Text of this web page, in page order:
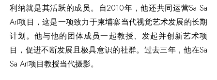
利纳就是其活跃的成员。自2010年，他还共同运营Sa Sa
Art项目，这是一项致力于柬埔寨当代视觉艺术发展的长期
计划。他与他的团体成员一起教授、发起并创新艺术项
目，促进不断发展且极具意识的社群。过去三年，他在Sa
Sa Art项目教授当代摄影。